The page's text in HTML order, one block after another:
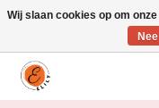
Elily is er om jou te laten
Wij slaan cookies op om
Nee